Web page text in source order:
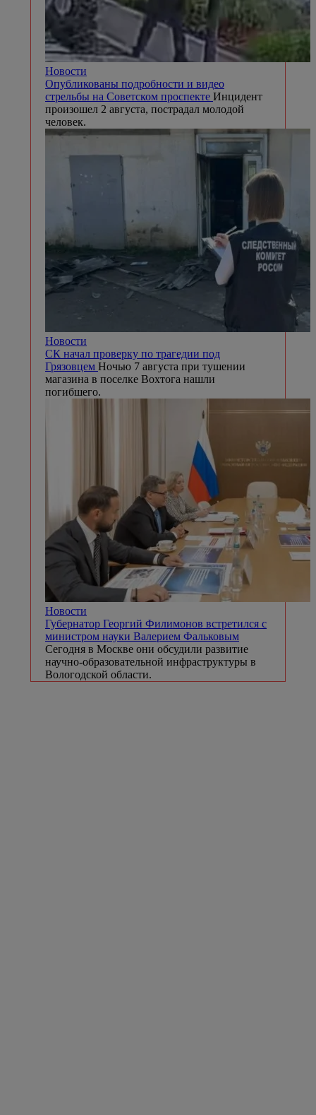
Новости
Опубликованы подробности и видео
стрельбы на Советском проспекте Инцидент
произошел 2 августа, пострадал молодой
человек.
Новости
СК начал проверку по трагедии под
Грязовцем Ночью 7 августа при тушении
магазина в поселке Вохтога нашли
погибшего.
Новости
Губернатор Георгий Филимонов встретился с
министром науки Валерием Фальковым
Сегодня в Москве они обсудили развитие
научно-образовательной инфраструктуры в
Вологодской области.